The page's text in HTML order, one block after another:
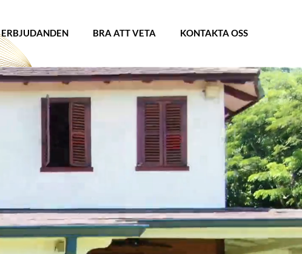
ERBJUDANDEN BRA ATT VETA KONTAKTA OSS